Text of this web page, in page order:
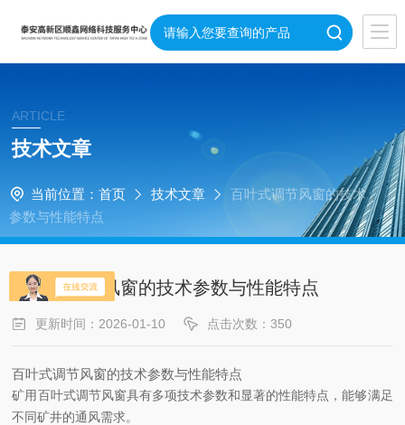
ARTICLE
技术文章
当前位置： 首页 技术文章
百叶式调节风窗的技术
参数与性能特点
百叶式调节风窗的技术参数与性能特点
更新时间：2026-01-10 点击次数：350
百叶式调节风窗的技术参数与性能特点
矿用百叶式调节风窗具有多项技术参数和显著的性能特点，能够满足
不同矿井的通风需求。